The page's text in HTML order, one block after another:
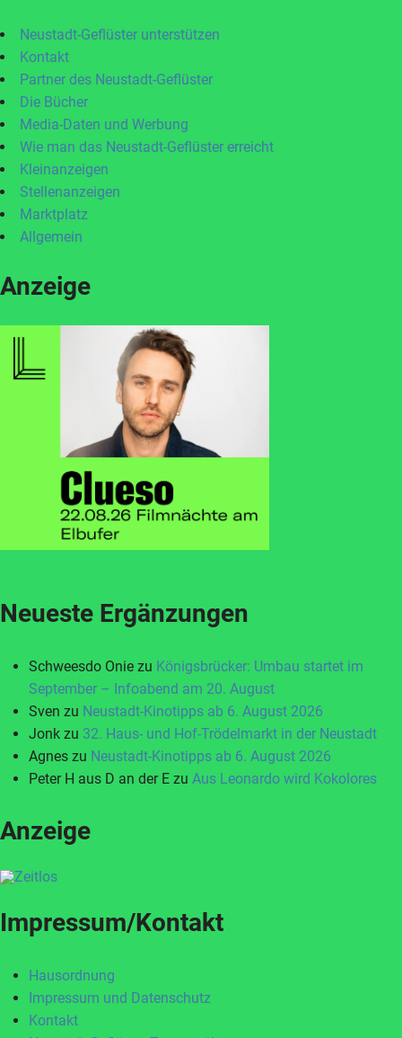
Neustadt-Geflüster unterstützen
Kontakt
Partner des Neustadt-Geflüster
Die Bücher
Media-Daten und Werbung
Wie man das Neustadt-Geflüster erreicht
Kleinanzeigen
Stellenanzeigen
Marktplatz
Allgemein
Anzeige
Neueste Ergänzungen
Schweesdo Onie zu Königsbrücker: Umbau startet im
September – Infoabend am 20. August
Sven zu Neustadt-Kinotipps ab 6. August 2026
Jonk zu 32. Haus- und Hof-Trödelmarkt in der Neustadt
Agnes zu Neustadt-Kinotipps ab 6. August 2026
Peter H aus D an der E zu Aus Leonardo wird Kokolores
Anzeige
Impressum/Kontakt
Hausordnung
Impressum und Datenschutz
Kontakt